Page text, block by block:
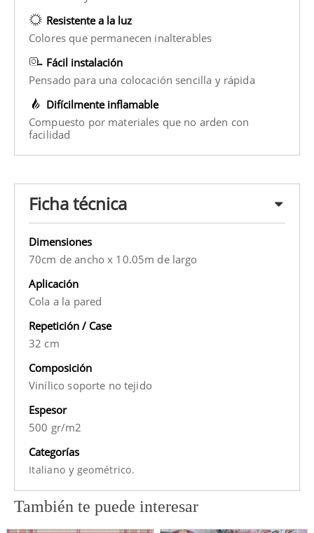
Resistente a la luz
Colores que permanecen inalterables
Fácil instalación
Pensado para una colocación sencilla y rápida
Difícilmente inflamable
Compuesto por materiales que no arden con
facilidad
Ficha técnica
Dimensiones
70cm de ancho x 10.05m de largo
Aplicación
Cola a la pared
Repetición / Case
32 cm
Composición
Vinílico soporte no tejido
Espesor
500 gr/m2
Categorías
Italiano y geométrico.
También te puede interesar